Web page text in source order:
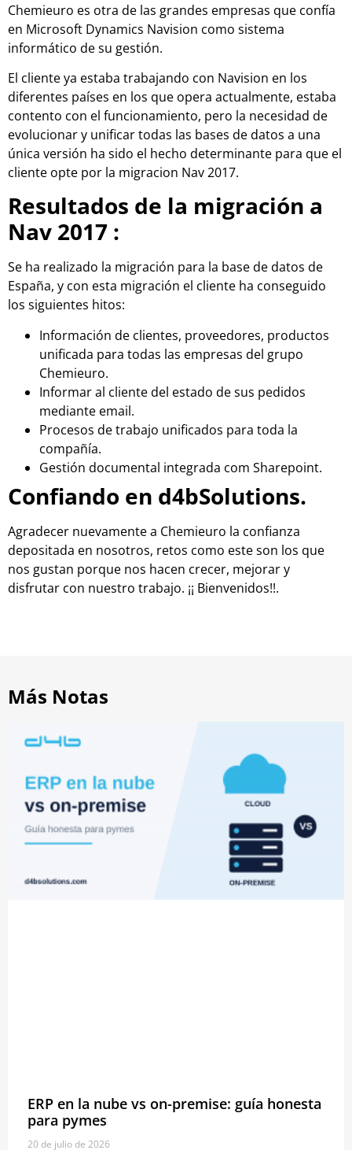
Chemieuro es otra de las grandes empresas que confía
en Microsoft Dynamics Navision como sistema
informático de su gestión.
El cliente ya estaba trabajando con Navision en los
diferentes países en los que opera actualmente, estaba
contento con el funcionamiento, pero la necesidad de
evolucionar y unificar todas las bases de datos a una
única versión ha sido el hecho determinante para que el
cliente opte por la migracion Nav 2017.
Resultados de la migración a
Nav 2017 :
Se ha realizado la migración para la base de datos de
España, y con esta migración el cliente ha conseguido
los siguientes hitos:
Información de clientes, proveedores, productos
unificada para todas las empresas del grupo
Chemieuro.
Informar al cliente del estado de sus pedidos
mediante email.
Procesos de trabajo unificados para toda la
compañía.
Gestión documental integrada com Sharepoint.
Confiando en d4bSolutions.
Agradecer nuevamente a Chemieuro la confianza
depositada en nosotros, retos como este son los que
nos gustan porque nos hacen crecer, mejorar y
disfrutar con nuestro trabajo. ¡¡ Bienvenidos!!.
Más Notas
ERP en la nube vs on-premise: guía honesta
para pymes
20 de julio de 2026